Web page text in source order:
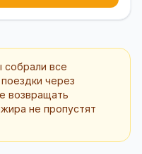
собрали все
через
возвращать
не пропустят